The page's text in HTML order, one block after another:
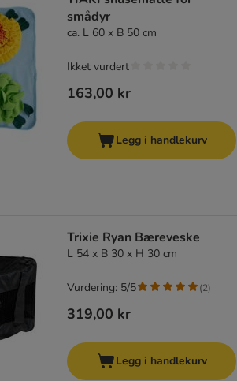
smådyr
ca. L 60 x B 50 cm
163,00 kr
Ikket vurdert
Legg i handlekurv
Trixie Ryan Bæreveske
L 54 x B 30 x H 30 cm
319,00 kr
Vurdering: 5/5 (2)
Legg i handlekurv